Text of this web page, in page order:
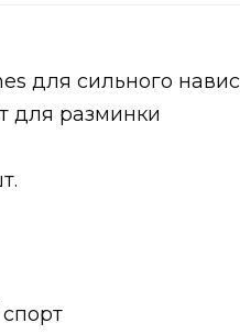
для сильного
для разминки